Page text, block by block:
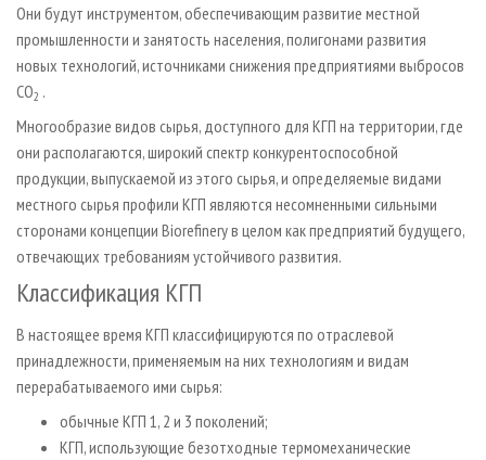
Они будут инструментом, обеспечивающим развитие местной
промышленности и занятость населения, полигонами развития
новых технологий, источниками снижения предприятиями выбросов
СО2 .
Многообразие видов сырья, доступного для КГП на территории, где
они располагаются, широкий спектр конкурентоспособной
продукции, выпускаемой из этого сырья, и определяемые видами
местного сырья профили КГП являются несомненными сильными
сторонами концепции Biorefinery в целом как предприятий будущего,
отвечающих требованиям устойчивого развития.
Классификация КГП
В настоящее время КГП классифицируются по отраслевой
принадлежности, применяемым на них технологиям и видам
перерабатываемого ими сырья:
обычные КГП 1, 2 и 3 поколений;
КГП, использующие безотходные термомеханические